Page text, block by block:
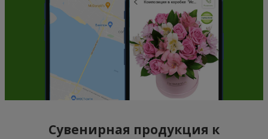
Сувенирная продукция к